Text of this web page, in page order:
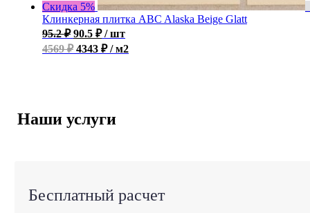
Скидка 5%
Клинкерная плитка ABC Alaska Beige Glatt
95.2₽ 90.5 ₽ / шт
4569 ₽4343 ₽ / м2
Наши услуги
Бесплатный расчет